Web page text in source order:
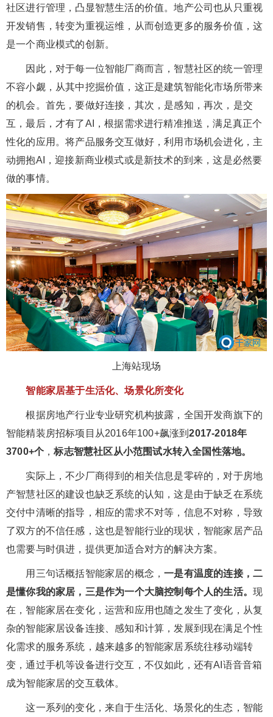
社区进行管理，凸显智慧生活的价值。地产公司也从只重视
开发销售，转变为重视运维，从而创造更多的服务价值，这
是一个商业模式的创新。
因此，对于每一位智能厂商而言，智慧社区的统一管理
不容小觑，从其中挖掘价值，这正是建筑智能化市场所带来
的机会。首先，要做好连接，其次，是感知，再次，是交
互，最后，才有了AI，根据需求进行精准推送，满足真正个
性化的应用。将产品服务交互做好，利用市场机会进化，主
动拥抱AI，迎接新商业模式或是新技术的到来，这是必然要
做的事情。
上海站现场
智能家居基于生活化、场景化所变化
根据房地产行业专业研究机构披露，全国开发商旗下的
智能精装房招标项目从2016年100+飙涨到2017-2018年
3700+个 ，标志智慧社区从小范围试水转入全国性落地。
实际上，不少厂商得到的相关信息是零碎的，对于房地
产智慧社区的建设也缺乏系统的认知，这是由于缺乏在系统
交付中清晰的指导，相应的需求不对等，信息不对称，导致
了双方的不信任感，这也是智能行业的现状，智能家居产品
也需要与时俱进，提供更加适合对方的解决方案。
用三句话概括智能家居的概念，一是有温度的连接，二
是懂你我的家居，三是作为一个大脑控制每个人的生活。现
在，智能家居在变化，运营和应用也随之发生了变化，从复
杂的智能家居设备连接、感知和计算，发展到现在满足个性
化需求的服务系统，越来越多的智能家居系统往移动端转
变，通过手机等设备进行交互，不仅如此，还有AI语音音箱
成为智能家居的交互载体。
这一系列的变化，来自于生活化、场景化的生态，智能